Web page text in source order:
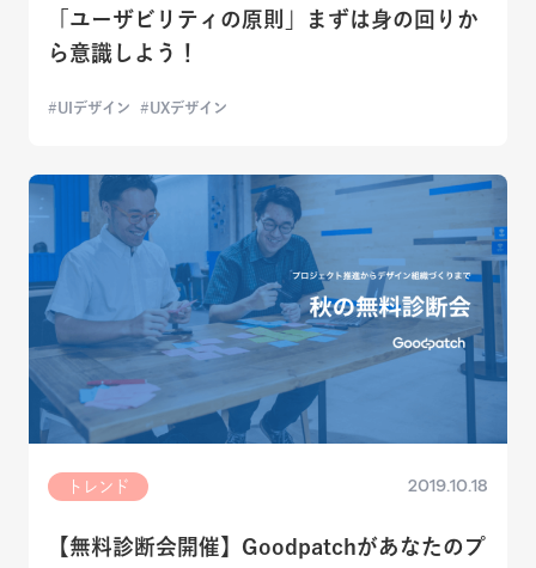
「ユーザビリティの原則」まずは身の回りか
ら意識しよう！
UIデザイン UXデザイン
トレンド 2019.10.18
【無料診断会開催】Goodpatchがあなたのプ